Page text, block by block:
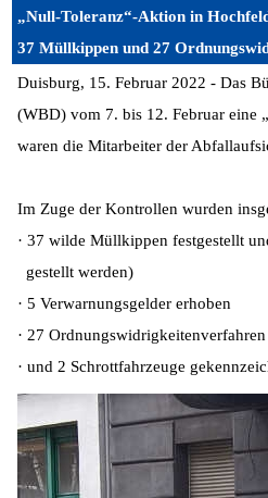
„Null-Toleranz“-Aktion in
37 Müllkippen und 27
Duisburg, 15. Februar 2022 - Das
(WBD) vom 7. bis 12. Februar eine
waren die Mitarbeiter der
Im Zuge der Kontrollen wurden
· 37 wilde Müllkippen festgestellt
gestellt werden)
· 5 Verwarnungsgelder erhoben
· 27
· und 2 Schrottfahrzeuge